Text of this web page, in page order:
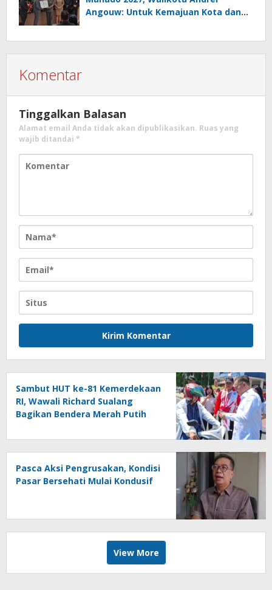
Angouw: Untuk Kemajuan Kota dan
Komentar
Tinggalkan Balasan
Alamat email Anda tidak akan dipublikasikan. Ruas yang
wajib ditandai *
Sambut HUT ke-81 Kemerdekaan
RI, Wawali Richard Sualang
Bagikan Bendera Merah Putih
Pasca Aksi Pengrusakan, Kondisi
Pasar Bersehati Mulai Kondusif
View More